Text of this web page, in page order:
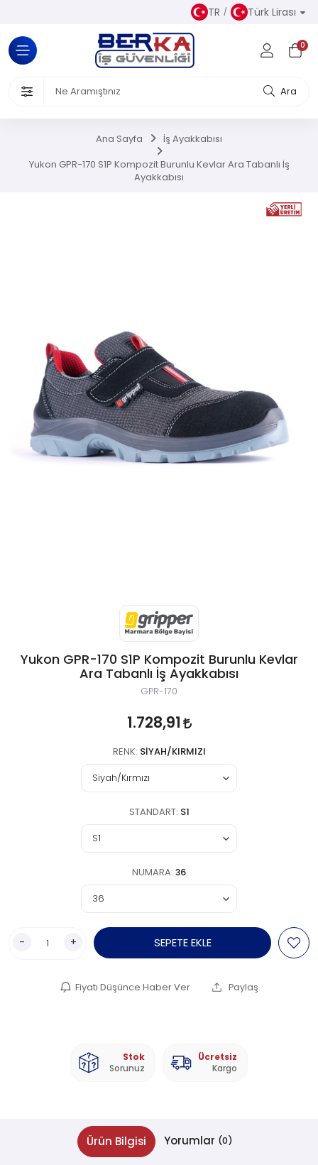
TR Türk Lirası
0
Ara
Kıyafetler
Ürünleri
Ana Sayfa İş Ayakkabısı
Yukon GPR-170 S1P Kompozit Burunlu Kevlar Ara Tabanlı İş
Ayakkabısı
Yukon GPR-170 S1P Kompozit Burunlu Kevlar
Ara Tabanlı İş Ayakkabısı
GPR-170
1.728,91
RENK: SIYAH/KIRMIZI
STANDART: S1
NUMARA: 36
- + SEPETE EKLE
Fiyatı Düşünce Haber Ver Paylaş
Stok
Sorunuz
Ücretsiz
Kargo
Ürün Bilgisi Yorumlar (0)